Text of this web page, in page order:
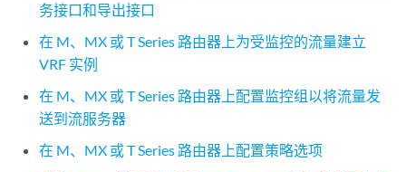
务接口和导出接口
在 M、MX 或 T Series 路由器上为受监控的流量建立
VRF 实例
在 M、MX 或 T Series 路由器上配置监控组以将流量发
送到流服务器
在 M、MX 或 T Series 路由器上配置策略选项